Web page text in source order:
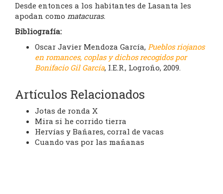
Desde entonces a los habitantes de Lasanta les
apodan como matacuras.
Bibliografía:
Oscar Javier Mendoza García, Pueblos riojanos
en romances, coplas y dichos recogidos por
Bonifacio Gil García, I.E.R., Logroño, 2009.
Artículos Relacionados
Jotas de ronda X
Mira si he corrido tierra
Hervías y Bañares, corral de vacas
Cuando vas por las mañanas